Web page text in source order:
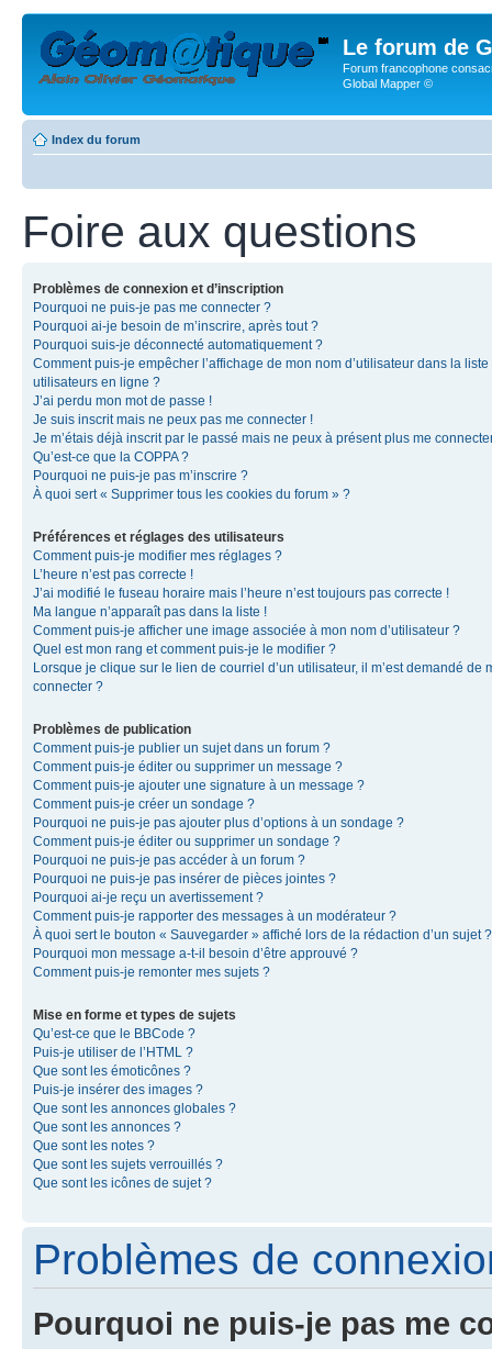
Le forum de
Forum francophone
Global Mapper ©
Index du forum
Foire aux questions
Problèmes de connexion et d’inscription
Pourquoi ne puis-je pas me connecter ?
Pourquoi ai-je besoin de m’inscrire, après tout ?
Pourquoi suis-je déconnecté automatiquement ?
Comment puis-je empêcher l’affichage de mon nom d’utilisateur dans la liste
utilisateurs en ligne ?
J’ai perdu mon mot de passe !
Je suis inscrit mais ne peux pas me connecter !
Je m’étais déjà inscrit par le passé mais ne peux à présent plus me
Qu’est-ce que la COPPA ?
Pourquoi ne puis-je pas m’inscrire ?
À quoi sert « Supprimer tous les cookies du forum » ?
Préférences et réglages des utilisateurs
Comment puis-je modifier mes réglages ?
L’heure n’est pas correcte !
J’ai modifié le fuseau horaire mais l’heure n’est toujours pas correcte !
Ma langue n’apparaît pas dans la liste !
Comment puis-je afficher une image associée à mon nom d’utilisateur ?
Quel est mon rang et comment puis-je le modifier ?
Lorsque je clique sur le lien de courriel d’un utilisateur, il m’est demandé de
connecter ?
Problèmes de publication
Comment puis-je publier un sujet dans un forum ?
Comment puis-je éditer ou supprimer un message ?
Comment puis-je ajouter une signature à un message ?
Comment puis-je créer un sondage ?
Pourquoi ne puis-je pas ajouter plus d’options à un sondage ?
Comment puis-je éditer ou supprimer un sondage ?
Pourquoi ne puis-je pas accéder à un forum ?
Pourquoi ne puis-je pas insérer de pièces jointes ?
Pourquoi ai-je reçu un avertissement ?
Comment puis-je rapporter des messages à un modérateur ?
À quoi sert le bouton « Sauvegarder » affiché lors de la rédaction d’un sujet ?
Pourquoi mon message a-t-il besoin d’être approuvé ?
Comment puis-je remonter mes sujets ?
Mise en forme et types de sujets
Qu’est-ce que le BBCode ?
Puis-je utiliser de l’HTML ?
Que sont les émoticônes ?
Puis-je insérer des images ?
Que sont les annonces globales ?
Que sont les annonces ?
Que sont les notes ?
Que sont les sujets verrouillés ?
Que sont les icônes de sujet ?
Problèmes de
Pourquoi ne puis-je pas me